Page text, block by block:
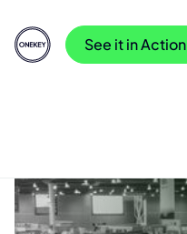
See it in Action